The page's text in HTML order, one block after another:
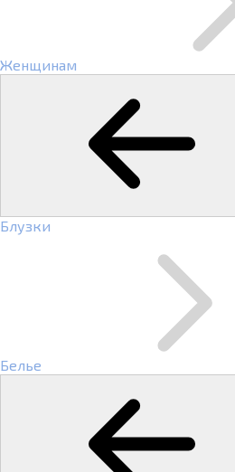
Женщинам
Блузки
Белье